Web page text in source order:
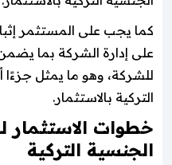
كما يجب على المستثمر
على إدارة الشركة بما
للشركة، وهو ما يمثل
التركية بالاستثمار.
خطوات
الجنسية التركية